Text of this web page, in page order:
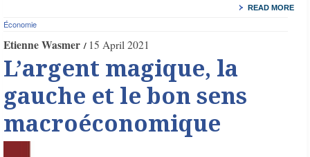
READ MORE
Économie
Etienne Wasmer 15 April 2021
L’argent magique, la
gauche et le bon sens
macroéconomique